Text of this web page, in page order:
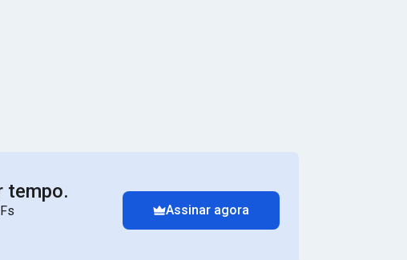
tempo.
Assinar agora